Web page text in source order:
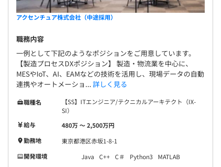
アクセンチュア株式会社（中途採用）
職務内容
一例として下記のようなポジションをご用意しています。
【製造プロセスDXポジション】 製造・物流業を中心に、
MESやIoT、AI、EAMなどの技術を活用し、現場データの自動
連携やオートメーショ... 詳しく見る
職種名
【SS】ITエンジニア/テクニカルアーキテクト（IX-
SI）
給与
480万 〜 2,500万円
勤務地
東京都港区赤坂1-8-1
開発環境
Java C++ C＃ Python3
MATLAB